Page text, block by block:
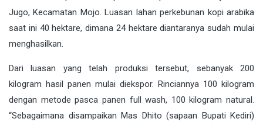
Jugo, Kecamatan Mojo. Luasan lahan perkebunan kopi arabika
saat ini 40 hektare, dimana 24 hektare diantaranya sudah mulai
menghasilkan.
Dari luasan yang telah produksi tersebut, sebanyak 200
kilogram hasil panen mulai diekspor. Rinciannya 100 kilogram
dengan metode pasca panen full wash, 100 kilogram natural.
“Sebagaimana disampaikan Mas Dhito (sapaan Bupati Kediri)